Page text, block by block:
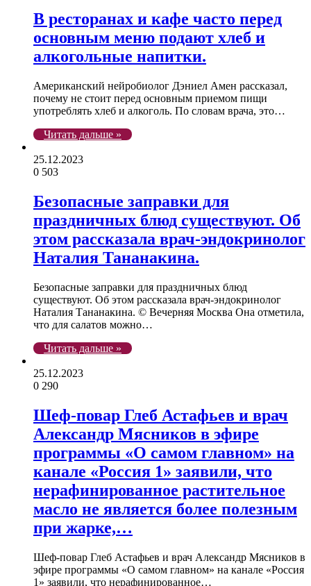
В ресторанах и кафе часто перед
основным меню подают хлеб и
алкогольные напитки.
Американский нейробиолог Дэниел Амен рассказал,
почему не стоит перед основным приемом пищи
употреблять хлеб и алкоголь. По словам врача, это…
Читать дальше »
25.12.2023
0 503
Безопасные заправки для
праздничных блюд существуют. Об
этом рассказала врач-эндокринолог
Наталия Тананакина.
Безопасные заправки для праздничных блюд
существуют. Об этом рассказала врач-эндокринолог
Наталия Тананакина. © Вечерняя Москва Она отметила,
что для салатов можно…
Читать дальше »
25.12.2023
0 290
Шеф-повар Глеб Астафьев и врач
Александр Мясников в эфире
программы «О самом главном» на
канале «Россия 1» заявили, что
нерафинированное растительное
масло не является более полезным
при жарке,…
Шеф-повар Глеб Астафьев и врач Александр Мясников в
эфире программы «О самом главном» на канале «Россия
1» заявили, что нерафинированное…